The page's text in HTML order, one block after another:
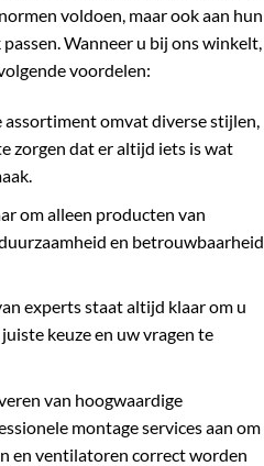
voldoen, maar ook aan hun
Wanneer u bij ons winkelt,
voordelen:
assortiment omvat diverse stijlen,
zorgen dat er altijd iets is wat
om alleen producten van
en betrouwbaarheid
experts staat altijd klaar om u
keuze en uw vragen te
van hoogwaardige
montage services aan om
en ventilatoren correct worden